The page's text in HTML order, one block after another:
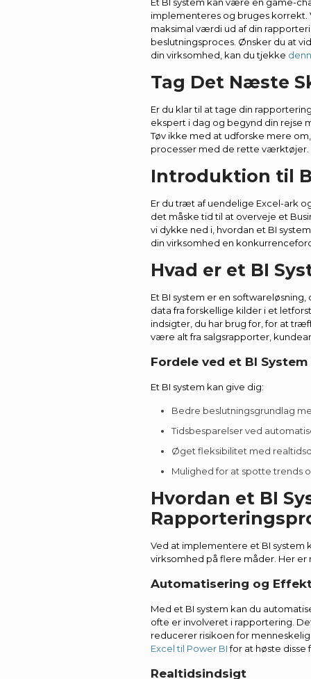
implementeres og bruges korrekt.
maksimal værdi ud af din
beslutningsproces. Ønsker du at
din virksomhed, kan du tjekke
Tag Det Næste
Er du klar til at tage din
ekspert i dag og begynd din rejse
Tøv ikke med at udforske mere
processer med de rette værktøjer.
Introduktion til
Er du træt af uendelige Excel-ark
det måske tid til at overveje et
vi dykke ned i, hvordan et BI
din virksomhed en
Hvad er et BI
Et BI system er en
data fra forskellige kilder i et
indsigter, du har brug for, for at
være alt fra salgsrapporter,
Fordele ved et BI System
Et BI system kan give dig:
Bedre beslutningsgrundlag
Tidsbesparelser ved
Øget fleksibilitet med
Mulighed for at spotte trends
Hvordan et BI
Ved at implementere et BI system
virksomhed på flere måder. Her
Automatisering og
Med et BI system kan du
ofte er involveret i rapportering.
reducerer risikoen for
Excel til Power BIfor at høste disse
Realtidsindsigt